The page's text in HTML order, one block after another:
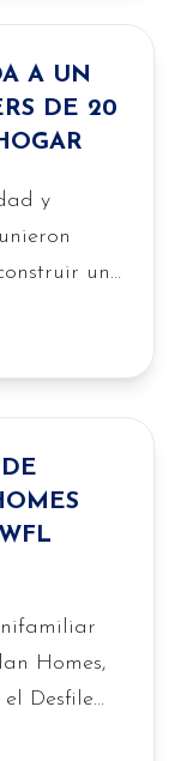
A UN
DE 20
y
una
Myers de
el
a las
Homes,
Desfile
de Florida